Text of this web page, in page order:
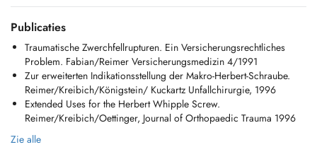
Mes principaux domaines dintervention comprennent les
arthroscopies de lépaule et du genou, la prise en charge de fractures
complexes, notamment chez les personnes âgées comme les fractures
péri-prothétiques ainsi que la pose de prothèses modernes de lépaule,
de la hanche et du genou.
En tant que médecin du sport expérimenté, jaccompagne également
les personnes physiquement actives en visant une guérison rapide,
durable et adaptée à leurs capacités individuelles.
Publicaties
Traumatische Zwerchfellrupturen. Ein Versicherungsrechtliches
Problem. Fabian/Reimer Versicherungsmedizin 4/1991
Zur erweiterten Indikationsstellung der Makro-Herbert-Schraube.
Reimer/Kreibich/Königstein/ Kuckartz Unfallchirurgie, 1996
Extended Uses for the Herbert Whipple Screw.
Reimer/Kreibich/Oettinger, Journal of Orthopaedic Trauma 1996
Zie alle